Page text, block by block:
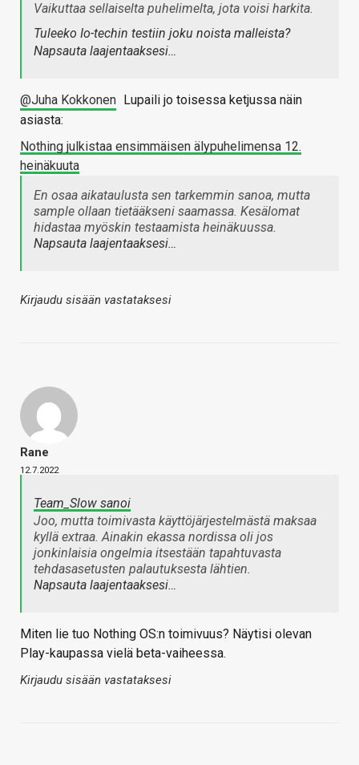
Vaikuttaa sellaiselta puhelimelta, jota voisi harkita.
Tuleeko Io-techin testiin joku noista malleista?
Napsauta laajentaaksesi…
@Juha Kokkonen
Lupaili jo toisessa ketjussa näin
asiasta:
Nothing julkistaa ensimmäisen älypuhelimensa 12.
heinäkuuta
En osaa aikataulusta sen tarkemmin sanoa, mutta
sample ollaan tietääkseni saamassa. Kesälomat
hidastaa myöskin testaamista heinäkuussa.
Napsauta laajentaaksesi…
Kirjaudu sisään vastataksesi
Rane
12.7.2022
Team_Slow sanoi
Joo, mutta toimivasta käyttöjärjestelmästä maksaa
kyllä extraa. Ainakin ekassa nordissa oli jos
jonkinlaisia ongelmia itsestään tapahtuvasta
tehdasasetusten palautuksesta lähtien.
Napsauta laajentaaksesi…
Miten lie tuo Nothing OS:n toimivuus? Näytisi olevan
Play-kaupassa vielä beta-vaiheessa.
Kirjaudu sisään vastataksesi